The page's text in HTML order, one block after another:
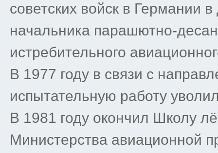
советских войск в Германии
начальника парашютно-
истребительного
В 1977 году в связи с
испытательную работу
В 1981 году окончил Школу
Министерства